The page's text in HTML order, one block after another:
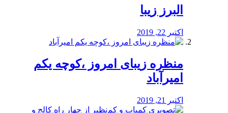
البرز زیبا
اکتبر 22, 2019
منظره‌‌ زیبای امروز ،کوچه یکم
امیرآباد
اکتبر 21, 2019